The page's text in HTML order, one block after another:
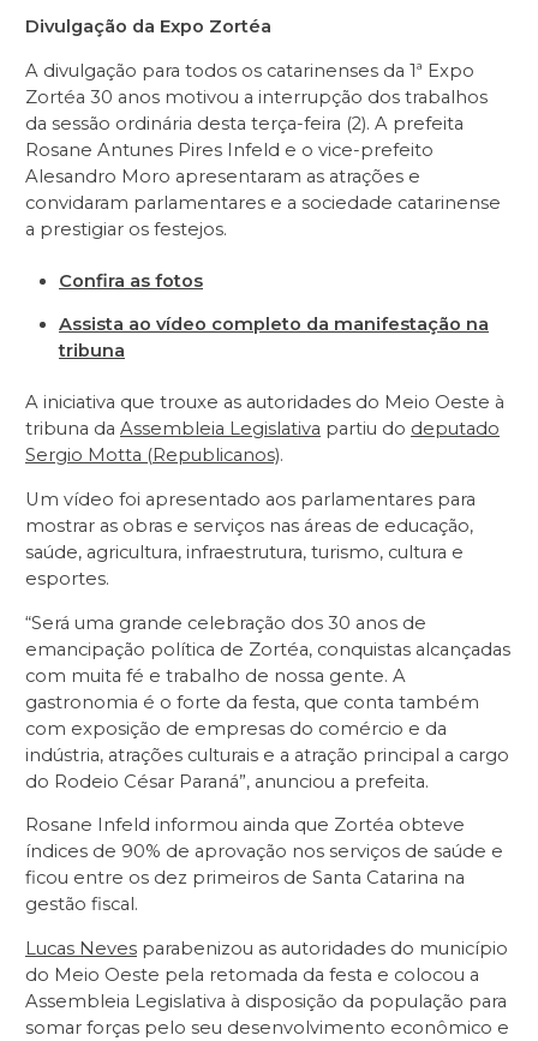
Divulgação da Expo Zortéa
A divulgação para todos os catarinenses da 1ª Expo
Zortéa 30 anos motivou a interrupção dos trabalhos
da sessão ordinária desta terça-feira (2). A prefeita
Rosane Antunes Pires Infeld e o vice-prefeito
Alesandro Moro apresentaram as atrações e
convidaram parlamentares e a sociedade catarinense
a prestigiar os festejos.
Confira as fotos
Assista ao vídeo completo da manifestação na
tribuna
A iniciativa que trouxe as autoridades do Meio Oeste à
tribuna da Assembleia Legislativa partiu do deputado
Sergio Motta (Republicanos).
Um vídeo foi apresentado aos parlamentares para
mostrar as obras e serviços nas áreas de educação,
saúde, agricultura, infraestrutura, turismo, cultura e
esportes.
“Será uma grande celebração dos 30 anos de
emancipação política de Zortéa, conquistas alcançadas
com muita fé e trabalho de nossa gente. A
gastronomia é o forte da festa, que conta também
com exposição de empresas do comércio e da
indústria, atrações culturais e a atração principal a cargo
do Rodeio César Paraná”, anunciou a prefeita.
Rosane Infeld informou ainda que Zortéa obteve
índices de 90% de aprovação nos serviços de saúde e
ficou entre os dez primeiros de Santa Catarina na
gestão fiscal.
Lucas Neves parabenizou as autoridades do município
do Meio Oeste pela retomada da festa e colocou a
Assembleia Legislativa à disposição da população para
somar forças pelo seu desenvolvimento econômico e